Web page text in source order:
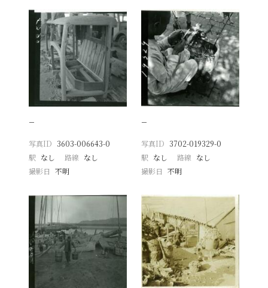
−
写真ID 3603-006643-0
駅 なし 路線 なし
撮影日
不明
−
写真ID 3702-019329-0
駅 なし 路線 なし
撮影日 不明